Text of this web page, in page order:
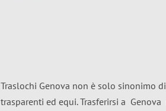
Traslochi Genova non è solo sinonimo di
trasparenti ed equi. Trasferirsi a Genova